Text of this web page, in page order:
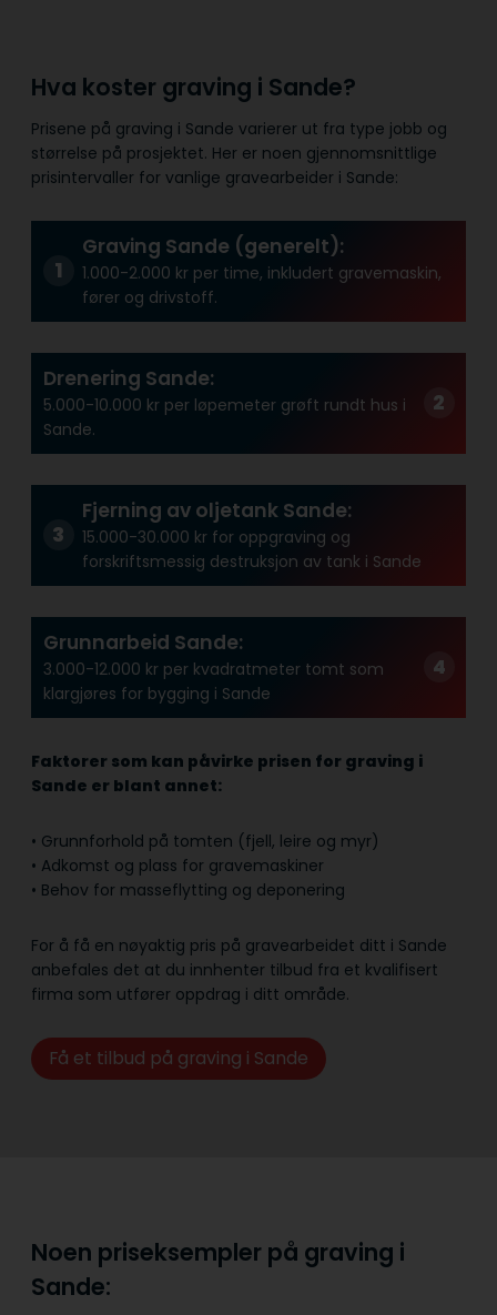
Hva koster graving i Sande?
Prisene på graving i Sande varierer ut fra type jobb og
størrelse på prosjektet. Her er noen gjennomsnittlige
prisintervaller for vanlige gravearbeider i Sande:
Graving Sande (generelt):
1.000-2.000 kr per time, inkludert gravemaskin,
fører og drivstoff.
Drenering Sande:
5.000-10.000 kr per løpemeter grøft rundt hus i
Sande.
Fjerning av oljetank Sande:
15.000-30.000 kr for oppgraving og
forskriftsmessig destruksjon av tank i Sande
Grunnarbeid Sande:
3.000-12.000 kr per kvadratmeter tomt som
klargjøres for bygging i Sande
Faktorer som kan påvirke prisen for graving i
Sande er blant annet:
• Grunnforhold på tomten (fjell, leire og myr)
• Adkomst og plass for gravemaskiner
• Behov for masseflytting og deponering
For å få en nøyaktig pris på gravearbeidet ditt i Sande
anbefales det at du innhenter tilbud fra et kvalifisert
firma som utfører oppdrag i ditt område.
Få et tilbud på graving i Sande
Noen priseksempler på graving i
Sande: